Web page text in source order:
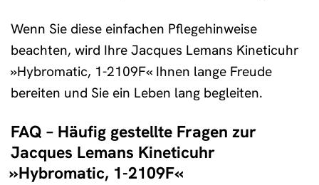
Wenn Sie diese einfachen Pflegehinweise
beachten, wird Ihre Jacques Lemans Kineticuhr
»Hybromatic, 1-2109F« Ihnen lange Freude
bereiten und Sie ein Leben lang begleiten.
FAQ – Häufig gestellte Fragen zur
Jacques Lemans Kineticuhr
»Hybromatic, 1-2109F«